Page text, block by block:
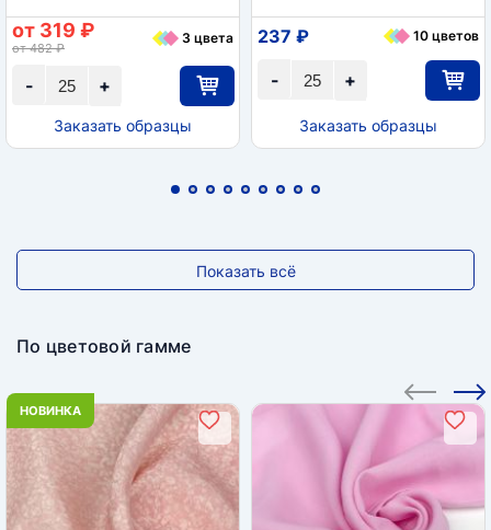
+
-
от 319 ₽
от 482 ₽
3 цвета
Заказать образцы
+
-
237 ₽ 10 цветов
Заказать образцы
Показать всё
По цветовой гамме
НОВИНКА